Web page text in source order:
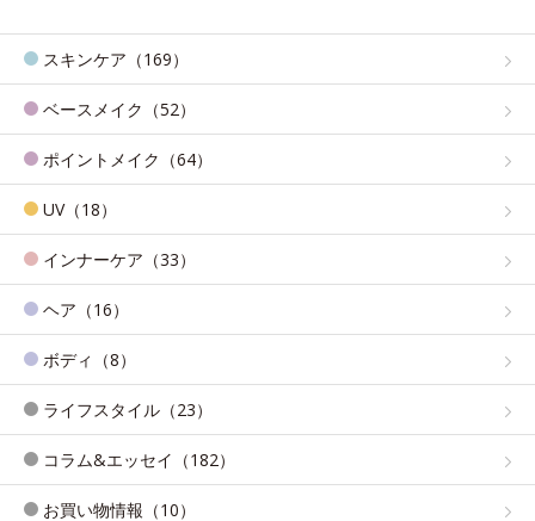
スキンケア（169）
ベースメイク（52）
ポイントメイク（64）
UV（18）
インナーケア（33）
ヘア（16）
ボディ（8）
ライフスタイル（23）
コラム&エッセイ（182）
お買い物情報（10）